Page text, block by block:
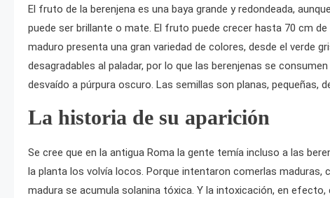
El fruto de la berenjena es una baya grande y redondeada,
puede ser brillante o mate. El fruto puede crecer hasta 70 cm
maduro presenta una gran variedad de colores, desde el verde
desagradables al paladar, por lo que las berenjenas se
desvaído a púrpura oscuro. Las semillas son planas, pequeñas,
La historia de su aparición
Se cree que en la antigua Roma la gente temía incluso a las
la planta los volvía locos. Porque intentaron comerlas
madura se acumula solanina tóxica. Y la intoxicación, en